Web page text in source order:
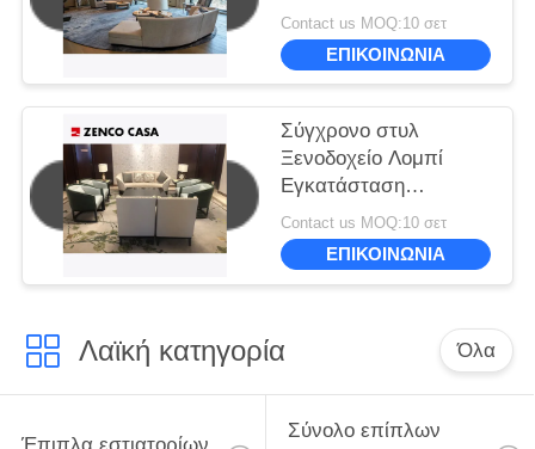
καναπέ και τραπέζι
καφέ μεγέθους
3600*900*780
Contact us MOQ:10 σετ
ΕΠΙΚΟΙΝΩΝΙΑ
Σύγχρονο στυλ
Ξενοδοχείο Λομπί
Εγκατάσταση
αναψυχής
Συμπεριλαμβανομένου
καναπέ Ανοικτής
Contact us MOQ:10 σετ
ΕΠΙΚΟΙΝΩΝΙΑ
Λαϊκή κατηγορία Όλα
Σύνολο επίπλων